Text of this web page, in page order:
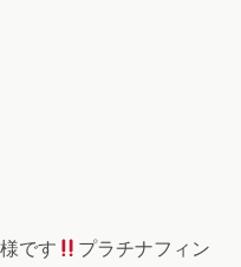
です
プラチナフィン